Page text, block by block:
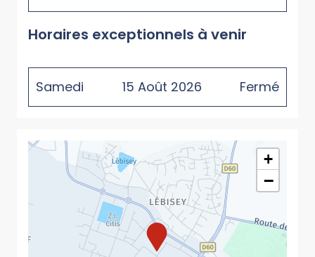
Horaires exceptionnels à venir
Samedi 15 Août 2026 Fermé
+
−